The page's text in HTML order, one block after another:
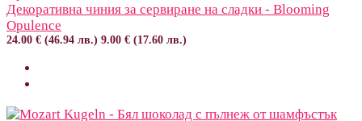
Декоративна чиния за сервиране на сладки - Blooming
Opulence
24.00 € (46.94 лв.) 9.00 € (17.60 лв.)